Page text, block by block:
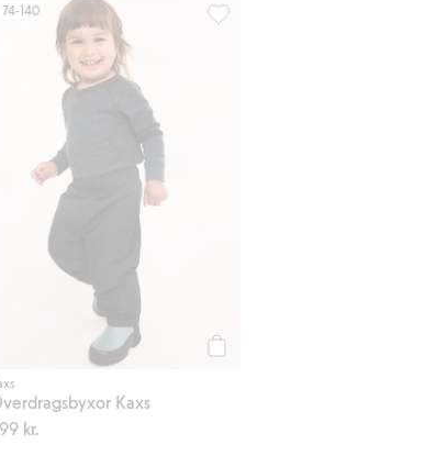
Kaxs Proxtec, Lägg till i favoriter
74-140
Kaxs
kr.